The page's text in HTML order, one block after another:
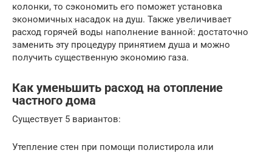
колонки, то сэкономить его поможет установка
экономичных насадок на душ. Также увеличивает
расход горячей воды наполнение ванной: достаточно
заменить эту процедуру принятием душа и можно
получить существенную экономию газа.
Как уменьшить расход на отопление
частного дома
Существует 5 вариантов:
Утепление стен при помощи полистирола или